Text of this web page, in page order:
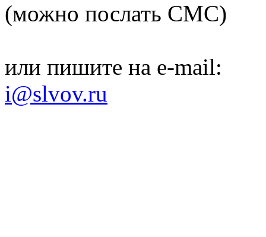
(можно послать СМС)
или пишите на e-mail:
i@slvov.ru